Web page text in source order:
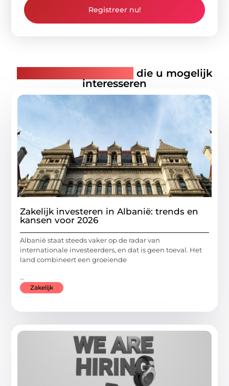
Registreer nu!
die u mogelijk
interesseren
Zakelijk investeren in Albanië: trends en
kansen voor 2026
Albanië staat steeds vaker op de radar van
internationale investeerders, en dat is geen toeval. Het
land combineert een groeiende
...
Zakelijk